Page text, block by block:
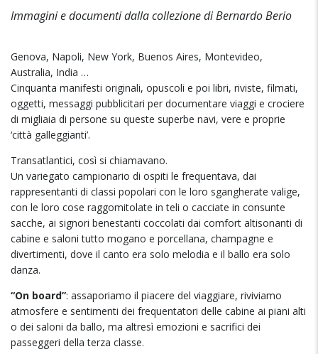
Immagini e documenti dalla collezione di Bernardo Berio
Genova, Napoli, New York, Buenos Aires, Montevideo,
Australia, India …
Cinquanta manifesti originali, opuscoli e poi libri, riviste, filmati,
oggetti, messaggi pubblicitari per documentare viaggi e crociere
di migliaia di persone su queste superbe navi, vere e proprie
‘città galleggianti’.
Transatlantici, così si chiamavano.
Un variegato campionario di ospiti le frequentava, dai
rappresentanti di classi popolari con le loro sgangherate valige,
con le loro cose raggomitolate in teli o cacciate in consunte
sacche, ai signori benestanti coccolati dai comfort altisonanti di
cabine e saloni tutto mogano e porcellana, champagne e
divertimenti, dove il canto era solo melodia e il ballo era solo
danza.
“On board”: assaporiamo il piacere del viaggiare, riviviamo
atmosfere e sentimenti dei frequentatori delle cabine ai piani alti
o dei saloni da ballo, ma altresì emozioni e sacrifici dei
passeggeri della terza classe.